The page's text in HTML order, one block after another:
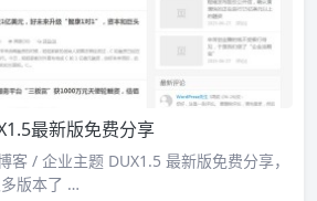
最新版免费分享
客 / 企业主题 DUX1.5 最新版免费分享，
版本了 …